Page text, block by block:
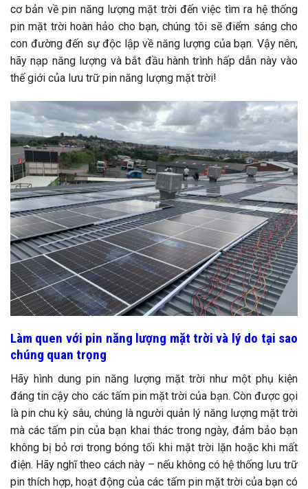
cơ bản về pin năng lượng mặt trời đến việc tìm ra hệ thống
pin mặt trời hoàn hảo cho bạn, chúng tôi sẽ điểm sáng cho
con đường đến sự độc lập về năng lượng của bạn. Vậy nên,
hãy nạp năng lượng và bắt đầu hành trình hấp dẫn này vào
thế giới của lưu trữ pin năng lượng mặt trời!
Làm quen với pin năng lượng mặt trời và lý do tại sao
chúng quan trọng
Hãy hình dung pin năng lượng mặt trời như một phụ kiện
đáng tin cậy cho các tấm pin mặt trời của bạn. Còn được gọi
là pin chu kỳ sâu, chúng là người quản lý năng lượng mặt trời
mà các tấm pin của bạn khai thác trong ngày, đảm bảo bạn
không bị bỏ rơi trong bóng tối khi mặt trời lặn hoặc khi mất
điện. Hãy nghĩ theo cách này – nếu không có hệ thống lưu trữ
pin thích hợp, hoạt động của các tấm pin mặt trời của bạn có